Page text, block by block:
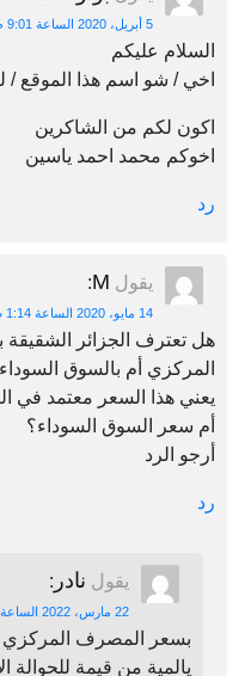
5 أبريل، 2020 الساعة 9:01 م
السلام عليكم
اخي / شو اسم هذا الموقع /
اكون لكم من الشاكرين
اخوكم محمد احمد ياسين
رد
يقول M
:
14 مايو، 2020 الساعة 1:14 ص
هل تعترف الجزائر
المركزي أم بالسوق
يعني هذا السعر معتمد في
أم سعر السوق السوداء؟
أرجو الرد
رد
يقول نادر :
22 مارس، 2022 الساعة 9:08 ص
بسعر المصرف المركزي
يالمية من قيمة للحوالة